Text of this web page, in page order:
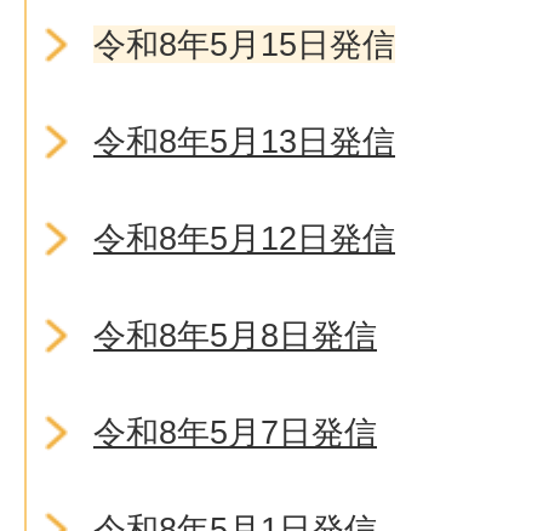
令和8年5月15日発信
令和8年5月13日発信
令和8年5月12日発信
令和8年5月8日発信
令和8年5月7日発信